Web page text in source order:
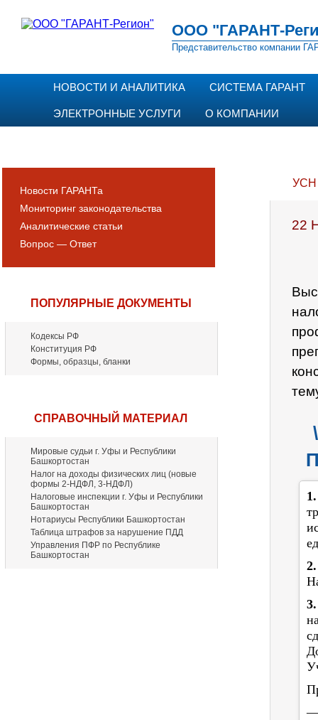
ООО "ГАРАНТ-
Представительство компании
НОВОСТИ И АНАЛИТИКА СИСТЕМА ГАРАНТ
ЭЛЕКТРОННЫЕ УСЛУГИ О КОМПАНИИ
Новости ГАРАНТа
Мониторинг законодательства
Аналитические статьи
Вопрос — Ответ
ПОПУЛЯРНЫЕ ДОКУМЕНТЫ
Кодексы РФ
Конституция РФ
Формы, образцы, бланки
СПРАВОЧНЫЙ МАТЕРИАЛ
Мировые судьи г. Уфы и Республики
Башкортостан
Налог на доходы физических лиц (новые
формы 2-НДФЛ, 3-НДФЛ)
Налоговые инспекции г. Уфы и Республики
Башкортостан
Нотариусы Республики Башкортостан
Таблица штрафов за нарушение ПДД
Управления ПФР по Республике
Башкортостан
УСН
22
—